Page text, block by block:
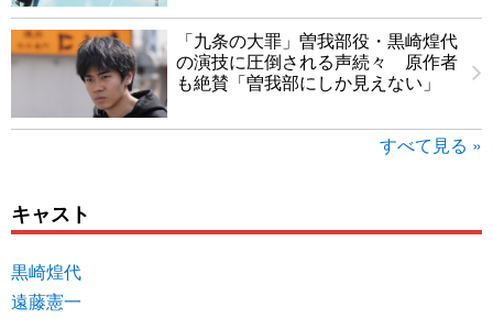
「九条の大罪」曽我部役・黒崎煌代
の演技に圧倒される声続々 原作者
も絶賛「曽我部にしか見えない」
すべて見る »
キャスト
黒崎煌代
遠藤憲一